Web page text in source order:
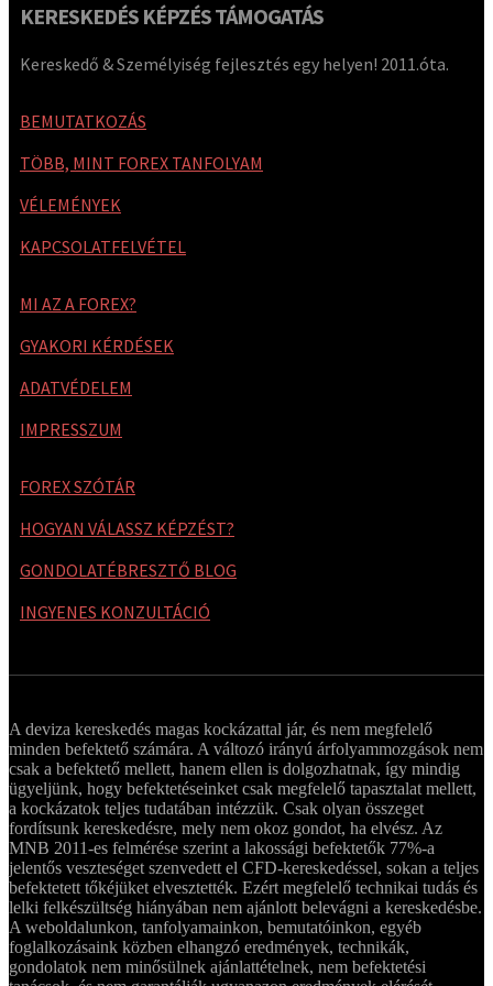
KERESKEDÉS KÉPZÉS TÁMOGATÁS
Kereskedő & Személyiség fejlesztés egy helyen! 2011.óta.
BEMUTATKOZÁS
TÖBB, MINT FOREX TANFOLYAM
VÉLEMÉNYEK
KAPCSOLATFELVÉTEL
MI AZ A FOREX?
GYAKORI KÉRDÉSEK
ADATVÉDELEM
IMPRESSZUM
FOREX SZÓTÁR
HOGYAN VÁLASSZ KÉPZÉST?
GONDOLATÉBRESZTŐ BLOG
INGYENES KONZULTÁCIÓ
A deviza kereskedés magas kockázattal jár, és nem megfelelő
minden befektető számára. A változó irányú árfolyammozgások nem
csak a befektető mellett, hanem ellen is dolgozhatnak, így mindig
ügyeljünk, hogy befektetéseinket csak megfelelő tapasztalat mellett,
a kockázatok teljes tudatában intézzük. Csak olyan összeget
fordítsunk kereskedésre, mely nem okoz gondot, ha elvész. Az
MNB 2011-es felmérése szerint a lakossági befektetők 77%-a
jelentős veszteséget szenvedett el CFD-kereskedéssel, sokan a teljes
befektetett tőkéjüket elvesztették. Ezért megfelelő technikai tudás és
lelki felkészültség hiányában nem ajánlott belevágni a kereskedésbe.
A weboldalunkon, tanfolyamainkon, bemutatóinkon, egyéb
foglalkozásaink közben elhangzó eredmények, technikák,
gondolatok nem minősülnek ajánlattételnek, nem befektetési